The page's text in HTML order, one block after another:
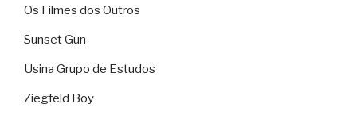
Os Filmes dos Outros
Sunset Gun
Usina Grupo de Estudos
Ziegfeld Boy